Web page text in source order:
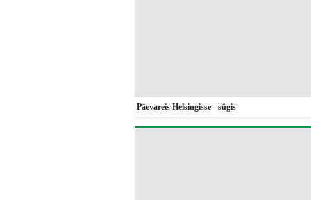
Päevareis Helsingisse - sügis